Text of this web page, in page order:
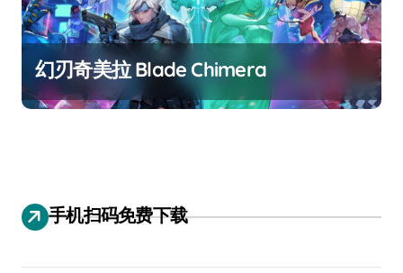
幻刃奇美拉 Blade Chimera
手机扫码免费下载